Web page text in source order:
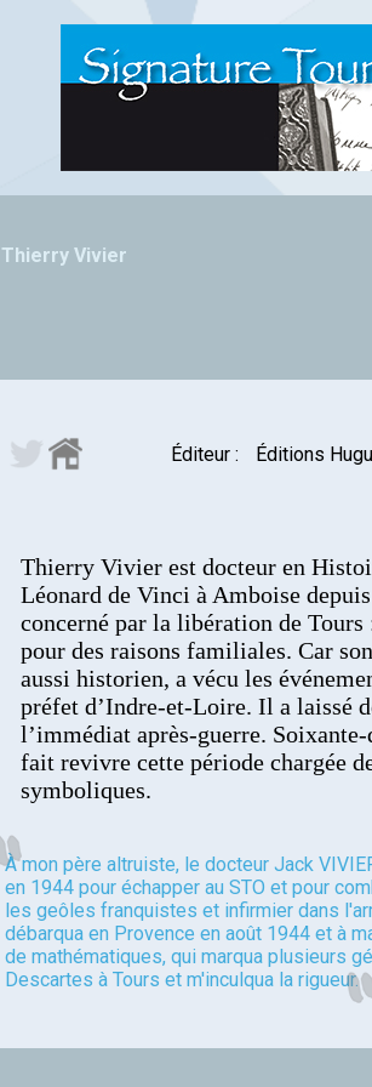
Thierry Vivier
Éditeur : Éditions
Thierry Vivier est docteur en
Léonard de Vinci à Amboise
concerné par la libération de
pour des raisons familiales. Car
aussi historien, a vécu les
préfet d’Indre-et-Loire. Il a laissé
l’immédiat après-guerre.
fait revivre cette période chargée
symboliques.
À mon père altruiste, le docteur Jack
en 1944 pour échapper au STO et pour
les geôles franquistes et infirmier dans
débarqua en Provence en août 1944 et à
de mathématiques, qui marqua plusieurs
Descartes à Tours et m'inculqua la rigueur.